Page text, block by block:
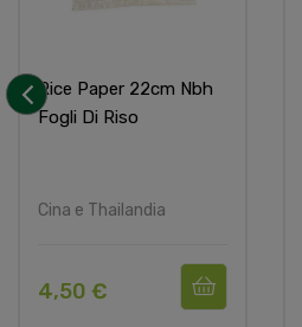
Rice Paper 22cm Nbh
Fogli Di Riso
Cina e Thailandia
4,50 €